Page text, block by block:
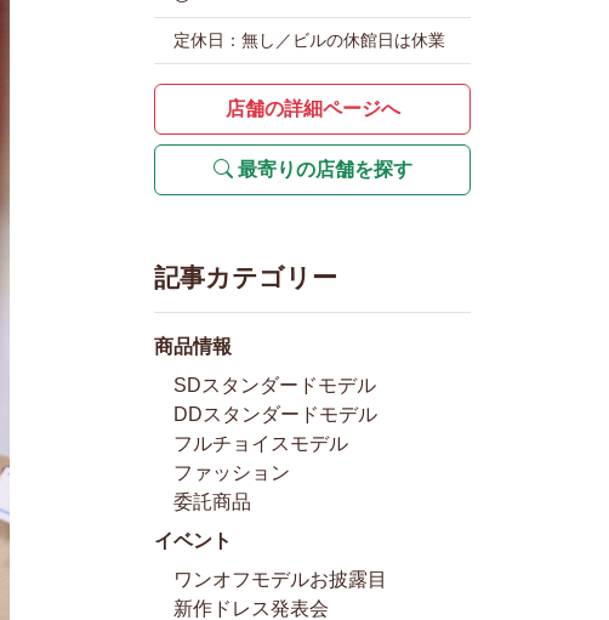
定休日：無し／ビルの休館日は休業
店舗の詳細ページへ
最寄りの店舗を探す
記事カテゴリー
商品情報
SDスタンダードモデル
DDスタンダードモデル
フルチョイスモデル
ファッション
委託商品
イベント
ワンオフモデルお披露目
新作ドレス発表会